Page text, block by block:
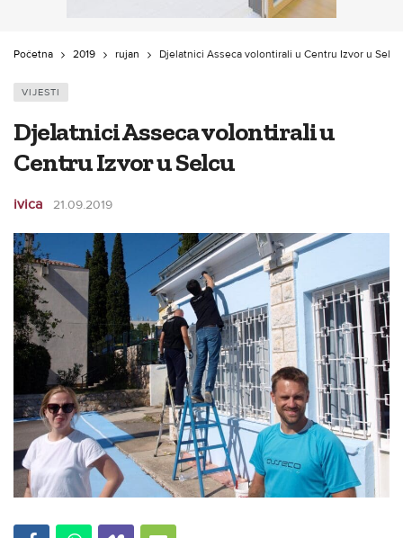
Početna 2019 rujan Djelatnici Asseca volontirali u Centru Izvor u Selcu
VIJESTI
Djelatnici Asseca volontirali u
Centru Izvor u Selcu
ivica 21.09.2019